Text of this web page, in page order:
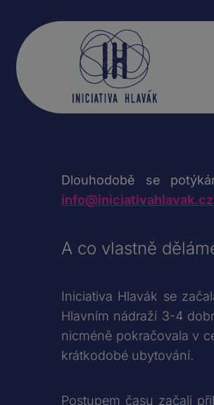
Dlouhodobě se
info@iniciativahlavak.cz
A co vlastně
Iniciativa Hlavák se
Hlavním nádraží 3-4
nicméně pokračovala v
krátkodobé ubytování.
Postupem času začali